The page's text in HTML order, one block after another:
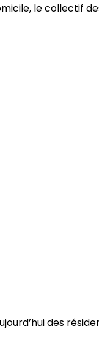
le collectif
des